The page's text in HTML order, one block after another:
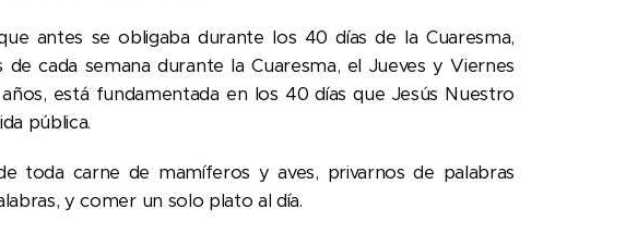
antes se obligaba durante los 40 días de la Cuaresma,
cada semana durante la Cuaresma, el Jueves y Viernes
está fundamentada en los 40 días que Jesús Nuestro
pública.
toda carne de mamíferos y aves, privarnos de palabras
y comer un solo plato al día.